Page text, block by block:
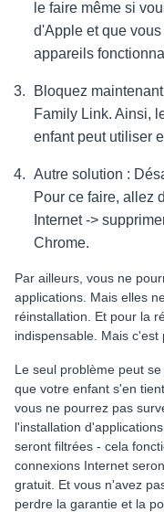
le faire même si
d'Apple et que
appareils
Bloquez
Family Link. Ainsi,
enfant peut utiliser
Autre solution :
Pour ce faire, allez
Internet ->
Chrome.
Par ailleurs, vous ne
applications. Mais elles
réinstallation. Et pour la
indispensable. Mais c'est
Le seul problème peut
que votre enfant s'en
vous ne pourrez pas
l'installation
seront filtrées - cela
connexions Internet
gratuit. Et vous n'avez
perdre la garantie et la